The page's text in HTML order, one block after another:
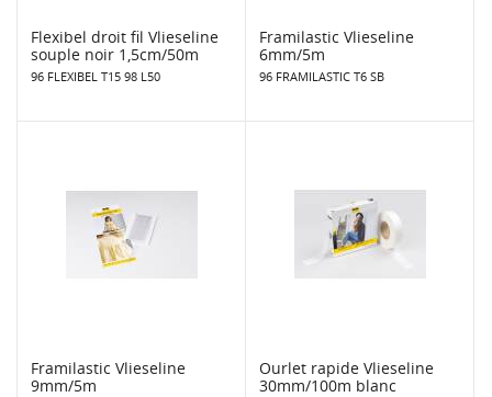
Flexibel droit fil Vlieseline
souple noir 1,5cm/50m
96 FLEXIBEL T15 98 L50
Framilastic Vlieseline
6mm/5m
96 FRAMILASTIC T6 SB
Framilastic Vlieseline
9mm/5m
Ourlet rapide Vlieseline
30mm/100m blanc